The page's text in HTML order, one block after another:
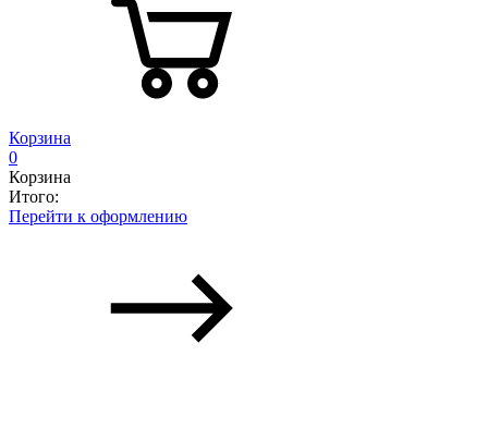
Корзина
0
Корзина
Итого:
Перейти к оформлению